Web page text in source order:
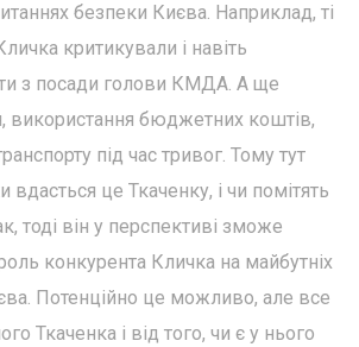
безпеки Києва. Наприклад, ті
критикували і навіть
з посади голови КМДА. А ще
використання бюджетних коштів,
під час тривог. Тому тут
вдасться це Ткаченку, і чи помітять
тоді він у перспективі зможе
конкурента Кличка на майбутніх
Потенційно це можливо, але все
Ткаченка і від того, чи є у нього